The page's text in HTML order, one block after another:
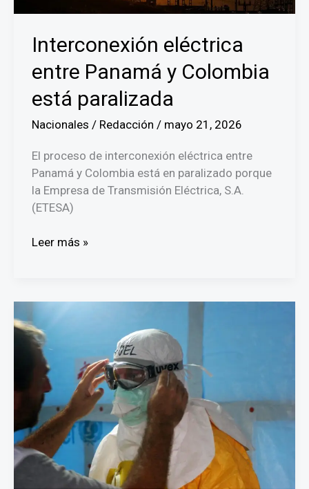
Interconexión eléctrica
entre Panamá y Colombia
está paralizada
Nacionales / Redacción / mayo 21, 2026
El proceso de interconexión eléctrica entre
Panamá y Colombia está en paralizado porque
la Empresa de Transmisión Eléctrica, S.A.
(ETESA)
Interconexión
Colombia
está
paralizada
Leer más »